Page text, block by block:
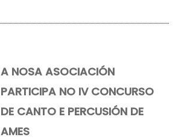
A NOSA ASOCIACIÓN
PARTICIPA NO IV CONCURSO
DE CANTO E PERCUSIÓN DE
AMES